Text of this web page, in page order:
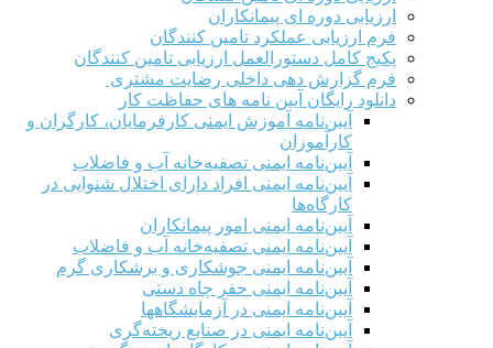
ارزیابی دوره ای پیمانکاران
فرم ارزيابی عملکرد تامین کنندگان
پکیج کامل دستورالعمل ارزیابی تامین کنندگان
فرم گزارش دهی داخلی رضایت مشتری
دانلود رایگان آیین نامه های حفاظت کار
آیین‌نامه آموزش ایمنی کارفرمایان، کارگران و
کارآموزان
آیین‌نامه ایمنی تصفیه‌خانه آب و فاضلاب
آیین‌نامه ایمنی افراد دارای اختلال شنوایی در
کارگاه‌ها
آیین‌نامه ایمنی امور پیمانکاران
آیین‌نامه ایمنی تصفیه‌خانه آب و فاضلاب
آیین‌نامه ایمنی جوشکاری و برشکاری گرم
آیین‌نامه ایمنی حفر چاه دستی
آیین‌نامه ایمنی در آزمایشگاهها
آیین‌نامه ایمنی در صنایع ریخته‌گری